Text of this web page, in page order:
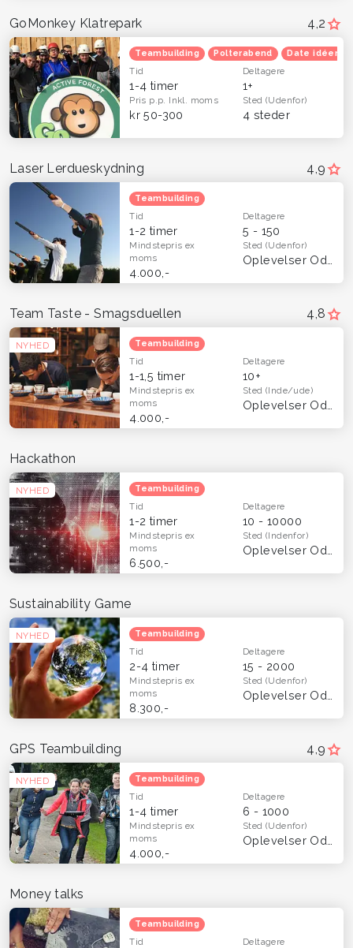
4,2
GoMonkey Klatrepark
Teambuilding Polterabend Date idéer
Tid
1-4 timer
Deltagere
1+
Pris p.p. Inkl. moms
kr 50-300
Sted(Udenfor)
4 steder
4,9
Laser Lerdueskydning
Teambuilding
Tid
1-2 timer
Deltagere
5 - 150
Mindstepris ex
moms
4.000,-
Sted(Udenfor)
4,8
NYHED
Team Taste - Smagsduellen
Teambuilding
Tid
1-1,5 timer
Deltagere
10+
Mindstepris ex
moms
4.000,-
Sted(Inde/ude)
NYHED
Hackathon
Teambuilding
Tid
1-2 timer
Deltagere
10 - 10000
Mindstepris ex
moms
6.500,-
Sted(Indenfor)
NYHED
Sustainability Game
Teambuilding
Tid
2-4 timer
Deltagere
15 - 2000
Mindstepris ex
moms
8.300,-
Sted(Udenfor)
4,9
NYHED
GPS Teambuilding
Teambuilding
Tid
1-4 timer
Deltagere
6 - 1000
Mindstepris ex
moms
4.000,-
Sted(Udenfor)
Money talks
Teambuilding
Tid Deltagere